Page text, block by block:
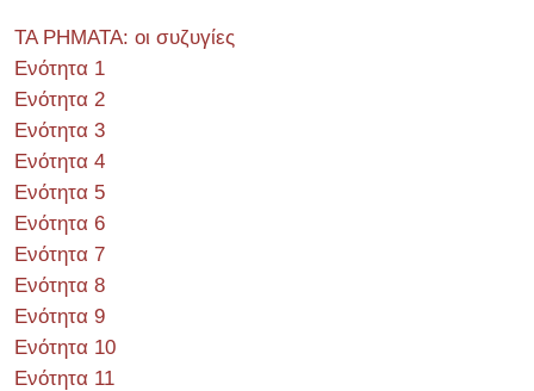
ΤΑ ΡΗΜΑΤΑ: οι συζυγίες
Ενότητα 1
Ενότητα 2
Ενότητα 3
Ενότητα 4
Ενότητα 5
Ενότητα 6
Ενότητα 7
Ενότητα 8
Ενότητα 9
Ενότητα 10
Ενότητα 11